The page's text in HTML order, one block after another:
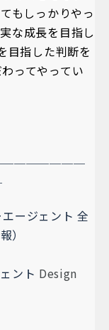
もしっかりやっ
な成長を目指し
目指した判断を
ってやってい
ージェント 全
）
ント Design